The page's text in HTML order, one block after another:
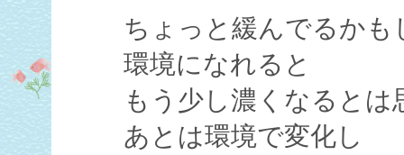
ちょっと緩んでるかも
環境になれると
もう少し濃くなるとは
あとは環境で変化し